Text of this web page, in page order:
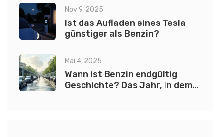
Nov 9, 2025
Ist das Aufladen eines Tesla
günstiger als Benzin?
Mai 4, 2025
Wann ist Benzin endgültig
Geschichte? Das Jahr, in dem